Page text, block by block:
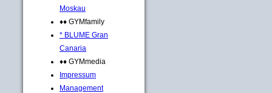
Moskau
♦♦ GYMfamily
* BLUME Gran
Canaria
♦♦ GYMmedia
Impressum
Management